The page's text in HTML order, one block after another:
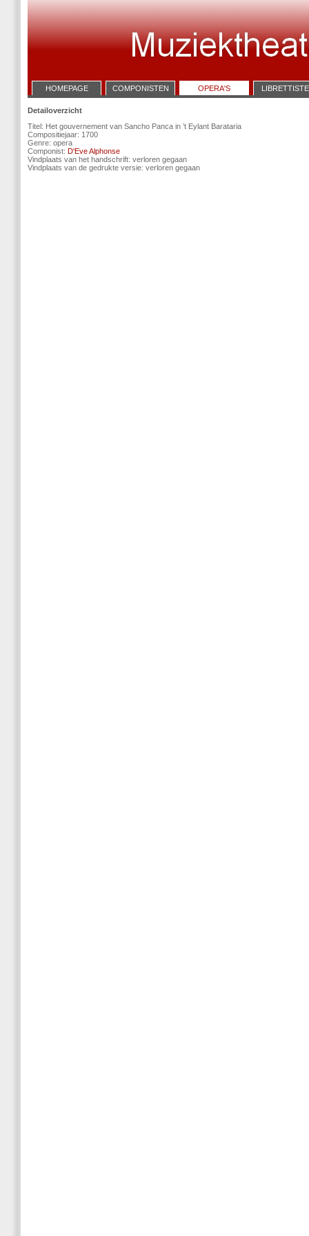
HOMEPAGE COMPONISTEN OPERA'S
Detailoverzicht
Titel: Het gouvernement van Sancho Panca in ’t Eylant Barataria
Compositiejaar: 1700
Genre: opera
Componist: D'Eve Alphonse
Vindplaats van het handschrift: verloren gegaan
Vindplaats van de gedrukte versie: verloren gegaan